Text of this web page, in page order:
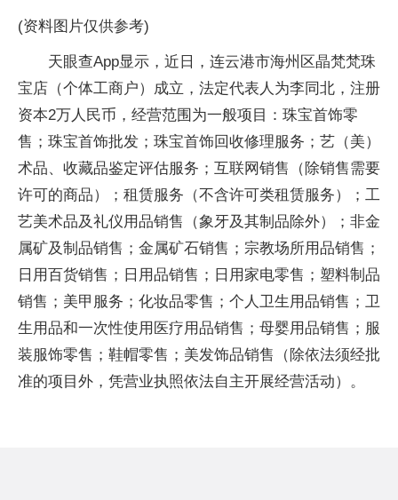
(资料图片仅供参考)
天眼查App显示，近日，连云港市海州区晶梵梵珠
宝店（个体工商户）成立，法定代表人为李同北，注册
资本2万人民币，经营范围为一般项目：珠宝首饰零
售；珠宝首饰批发；珠宝首饰回收修理服务；艺（美）
术品、收藏品鉴定评估服务；互联网销售（除销售需要
许可的商品）；租赁服务（不含许可类租赁服务）；工
艺美术品及礼仪用品销售（象牙及其制品除外）；非金
属矿及制品销售；金属矿石销售；宗教场所用品销售；
日用百货销售；日用品销售；日用家电零售；塑料制品
销售；美甲服务；化妆品零售；个人卫生用品销售；卫
生用品和一次性使用医疗用品销售；母婴用品销售；服
装服饰零售；鞋帽零售；美发饰品销售（除依法须经批
准的项目外，凭营业执照依法自主开展经营活动）。